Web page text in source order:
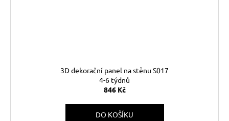
3D dekorační panel na stěnu S017
4-6 týdnů
846 Kč
DO KOŠÍKU